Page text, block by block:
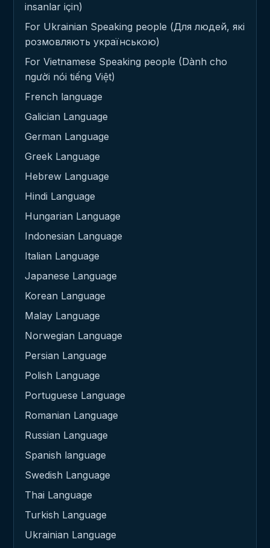
insanlar için)
For Ukrainian Speaking people (Для людей, які
розмовляють українською)
For Vietnamese Speaking people (Dành cho
người nói tiếng Việt)
French language
Galician Language
German Language
Greek Language
Hebrew Language
Hindi Language
Hungarian Language
Indonesian Language
Italian Language
Japanese Language
Korean Language
Malay Language
Norwegian Language
Persian Language
Polish Language
Portuguese Language
Romanian Language
Russian Language
Spanish language
Swedish Language
Thai Language
Turkish Language
Ukrainian Language